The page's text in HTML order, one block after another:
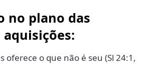
no plano das
oferece o que não é seu (Sl 24:1,